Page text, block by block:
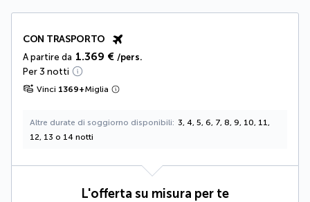
CON TRASPORTO
A partire da 1.369 € /pers.
Per 3 notti
Vinci 1369+Miglia
Altre durate di soggiorno disponibili
3, 4, 5, 6, 7, 8, 9, 10, 11,
12, 13 o 14 notti
L'offerta su misura per te